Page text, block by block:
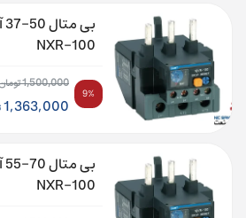
بود.
فعلی:
1,363,000 تومان.
NXR-100
1,500,000
قیمت
بود.
1,363,000
فعلی:
1,363,000 تومان.
9%
NXR-100